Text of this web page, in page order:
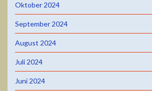
Oktober 2024
September 2024
August 2024
Juli 2024
Juni 2024